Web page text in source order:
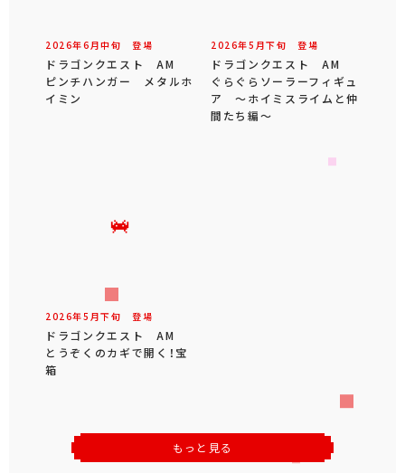
2026年6 月中旬 登場
ドラゴンクエスト AM
ピンチハンガー メタルホ
イミン
2026年5 月下旬 登場
ドラゴンクエスト AM
ぐらぐらソーラーフィギュ
ア ～ホイミスライムと仲
間たち編～
2026年5 月下旬 登場
ドラゴンクエスト AM
とうぞくのカギで開く！宝
箱
もっと見る